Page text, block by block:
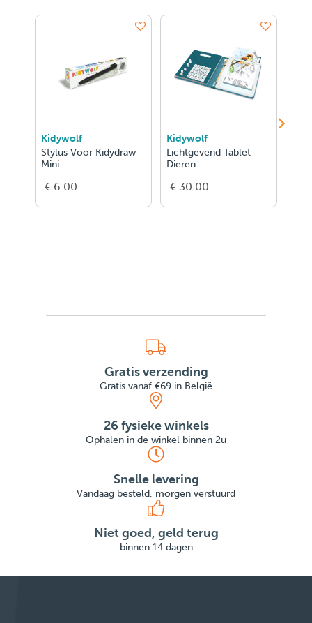
Kidywolf
Stylus Voor Kidydraw-
Mini
€ 6.00
Kidywolf
Lichtgevend Tablet -
Dieren
€ 30.00
Gratis verzending
Gratis vanaf €69 in België
26 fysieke winkels
Ophalen in de winkel binnen 2u
Snelle levering
Vandaag besteld, morgen verstuurd
Niet goed, geld terug
binnen 14 dagen